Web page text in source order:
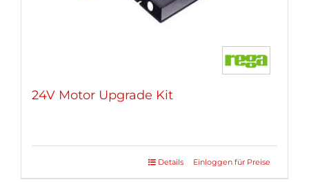
24V Motor Upgrade Kit
Einloggen für Preise
Details